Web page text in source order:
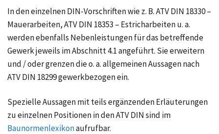
In den einzelnen DIN-Vorschriften wie z. B. ATV DIN 18330 –
Mauerarbeiten, ATV DIN 18353 – Estricharbeiten u. a.
werden ebenfalls Nebenleistungen für das betreffende
Gewerk jeweils im Abschnitt 4.1 angeführt. Sie erweitern
und / oder grenzen die o. a. allgemeinen Aussagen nach
ATV DIN 18299 gewerkbezogen ein.
Spezielle Aussagen mit teils ergänzenden Erläuterungen
zu einzelnen Positionen in den ATV DIN sind im
Baunormenlexikonaufrufbar.